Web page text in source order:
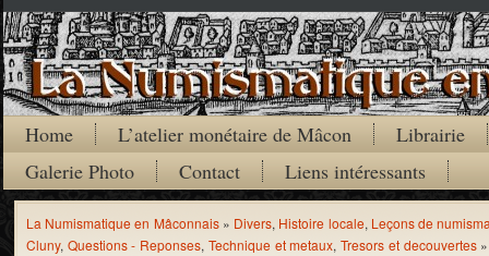
Home L’atelier monétaire de Mâcon
Librairie
Galerie Photo
Contact Liens intéressants
La Numismatique en Mâconnais» Divers, Histoire locale, Leçons de
Cluny, Questions - Reponses, Technique et metaux,Tresors et decouvertes